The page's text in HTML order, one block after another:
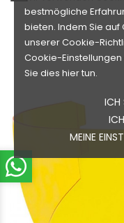
bestmögliche
bieten. Indem Sie auf
unserer Cookie-
Cookie-
Sie dies hier tun.
ICH
MEINE